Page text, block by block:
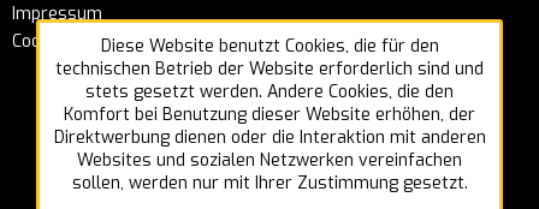
Impressum
Cookie-EinstellungenDiese Website benutzt Cookies, die für den
technischen Betrieb der Website erforderlich sind und
stets gesetzt werden. Andere Cookies, die den
Komfort bei Benutzung dieser Website erhöhen, der
Direktwerbung dienen oder die Interaktion mit anderen
Websites und sozialen Netzwerken vereinfachen
sollen, werden nur mit Ihrer Zustimmung gesetzt.